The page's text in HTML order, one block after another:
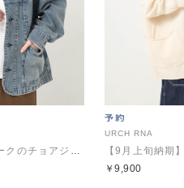
J2193 フレンチワークのチョアジャケット
URCH RNA
￥9,900